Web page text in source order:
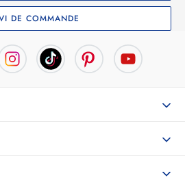
DE COMMANDE